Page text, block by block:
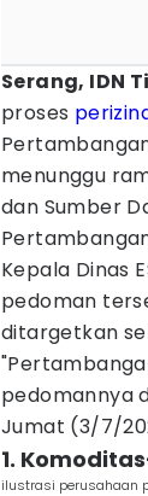
Serang, IDN
proses
menunggu
dan Sumber
Kepala Dinas
pedoman
ditargetkan
pedomannya
Jumat (3/7/
1.
ilustrasi perusahaan